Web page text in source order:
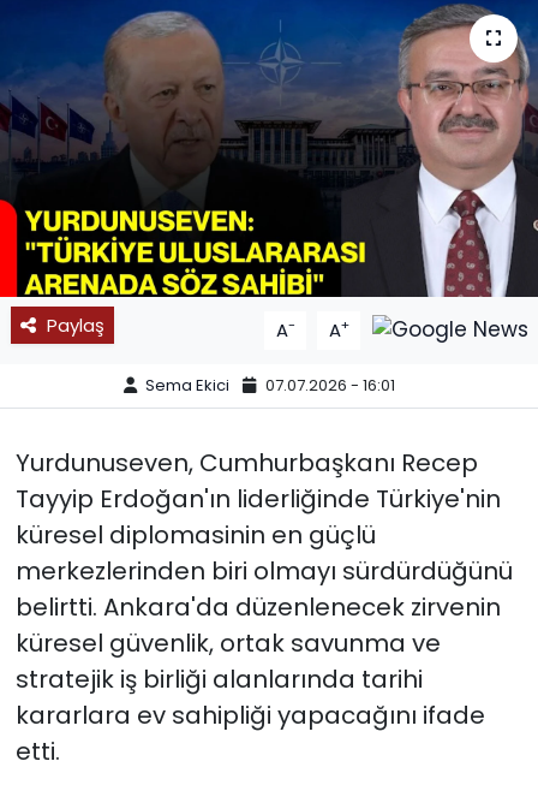
Paylaş A- A+
Sema Ekici 07.07.2026 - 16:01
Yurdunuseven, Cumhurbaşkanı Recep
Tayyip Erdoğan'ın liderliğinde Türkiye'nin
küresel diplomasinin en güçlü
merkezlerinden biri olmayı sürdürdüğünü
belirtti. Ankara'da düzenlenecek zirvenin
küresel güvenlik, ortak savunma ve
stratejik iş birliği alanlarında tarihi
kararlara ev sahipliği yapacağını ifade
etti.
11:11 MANŞET